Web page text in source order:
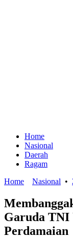
Home
Nasional
Daerah
Ragam
Home
Nasional •
Garuda
Perdamaian